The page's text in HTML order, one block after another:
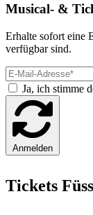
Musical- &
Erhalte sofort eine
verfügbar sind.
Ja, ich stimme
Anmelden
Tickets